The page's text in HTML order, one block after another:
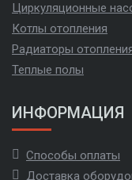
Циркуляционные
Котлы отопления
Радиаторы
Теплые полы
ИНФОРМАЦИЯ
Способы оплаты
Доставка